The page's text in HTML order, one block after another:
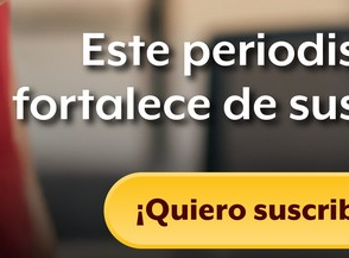
la deuda de la empresa productiva y
que se implementarán en el
deuda de Petróleos Mexicanos
al cierre de la semana, lo que llevó
dólar.